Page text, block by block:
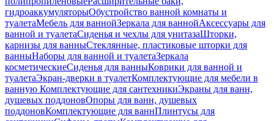
гидроаккумуляторыОбустройство ванной комнаты и
туалетаМебель для ваннойЗеркала для ваннойАксессуары для
ванной и туалетаСиденья и чехлы для унитазаШторки,
карнизы для ванныСтеклянные, пластиковые шторки для
ванныНаборы для ванной и туалетаЗеркала
косметическиеСиденья для ванныКоврики для ванной и
туалетаЭкран-дверки в туалетКомплектующие для мебели в
ванную Комплектующие для сантехникиЭкраны для ванн,
душевых поддоновОпоры для ванн, душевых
поддоновКомплектующие для ваннПлинтусы для